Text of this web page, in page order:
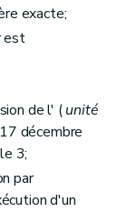
prescription
et environnementaux
exacte;
est
de l' (unité
décembre
3;
par
d'un